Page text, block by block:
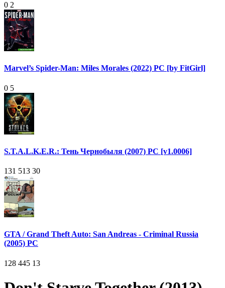
0 2
Marvel’s Spider-Man: Miles Morales (2022) PC [by FitGirl]
0 5
S.T.A.L.K.E.R.: Тень Чернобыля (2007) PC [v1.0006]
131 513 30
GTA / Grand Theft Auto: San Andreas - Criminal Russia
(2005) PC
128 445 13